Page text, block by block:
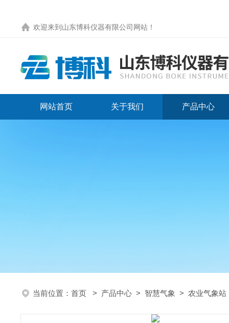
欢迎来到 山东博科仪器有限公司网站 ！
网站首页 关于我们 产品中心
当前位置： 首页 > 产品中心 > 智慧气象 > 农业气象站